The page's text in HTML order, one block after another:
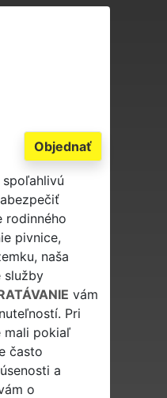
Objednať
rodinného
pivnice,
naša
služby
vám
Pri
mali pokiaľ
často
a
o